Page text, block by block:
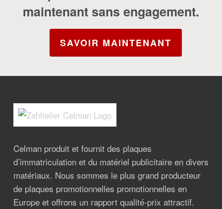
maintenant sans engagement.
SAVOIR MAINTENANT
Celman produit et fournit des plaques
d’immatriculation et du matériel publicitaire en divers
matériaux. Nous sommes le plus grand producteur
de plaques promotionnelles promotionnelles en
Europe et offrons un rapport qualité-prix attractif.